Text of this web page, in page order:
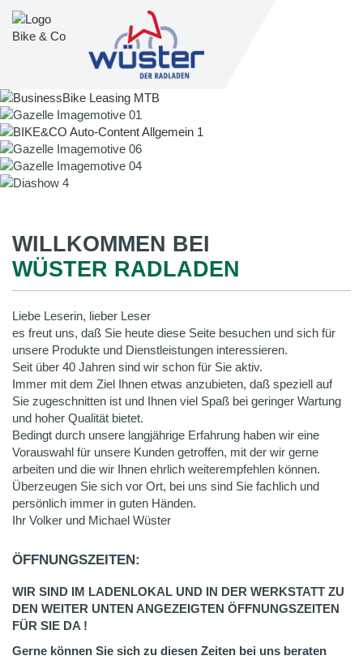
WILLKOMMEN BEI
WÜSTER RADLADEN
Liebe Leserin, lieber Leser
es freut uns, daß Sie heute diese Seite besuchen und sich für
unsere Produkte und Dienstleistungen interessieren.
Seit über 40 Jahren sind wir schon für Sie aktiv.
Immer mit dem Ziel Ihnen etwas anzubieten, daß speziell auf
Sie zugeschnitten ist und Ihnen viel Spaß bei geringer Wartung
und hoher Qualität bietet.
Bedingt durch unsere langjährige Erfahrung haben wir eine
Vorauswahl für unsere Kunden getroffen, mit der wir gerne
arbeiten und die wir Ihnen ehrlich weiterempfehlen können.
Überzeugen Sie sich vor Ort, bei uns sind Sie fachlich und
persönlich immer in guten Händen.
Ihr Volker und Michael Wüster
ÖFFNUNGSZEITEN:
WIR SIND IM LADENLOKAL UND IN DER WERKSTATT ZU
DEN WEITER UNTEN ANGEZEIGTEN ÖFFNUNGSZEITEN
FÜR SIE DA !
Gerne können Sie sich zu diesen Zeiten bei uns beraten